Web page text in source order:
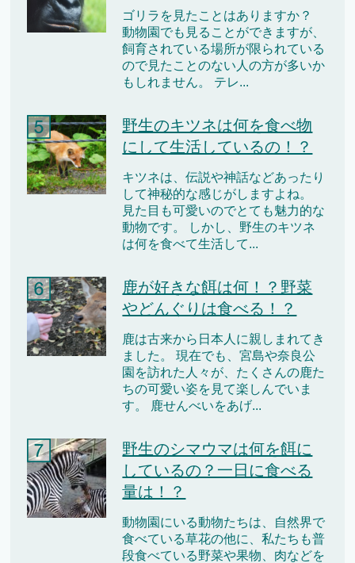
ゴリラを見たことはありますか？
動物園でも見ることができますが、
飼育されている場所が限られている
ので見たことのない人の方が多いか
もしれません。 テレ...
野生のキツネは何を食べ物
にして生活しているの！？
キツネは、伝説や神話などあったり
して神秘的な感じがしますよね。
見た目も可愛いのでとても魅力的な
動物です。 しかし、野生のキツネ
は何を食べて生活して...
鹿が好きな餌は何！？野菜
やどんぐりは食べる！？
鹿は古来から日本人に親しまれてき
ました。 現在でも、宮島や奈良公
園を訪れた人々が、たくさんの鹿た
ちの可愛い姿を見て楽しんでいま
す。 鹿せんべいをあげ...
野生のシマウマは何を餌に
しているの？一日に食べる
量は！？
動物園にいる動物たちは、自然界で
食べている草花の他に、私たちも普
段食べている野菜や果物、肉などを